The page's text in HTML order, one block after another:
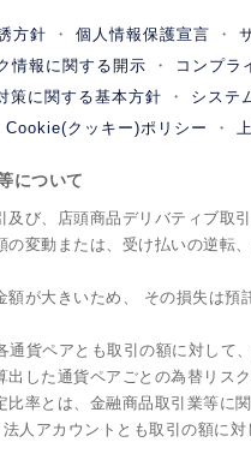
方針 個人情報保護宣言
情報に関する開示 コンプラ
策に関する基本方針
システ
Cookie(クッキー)ポリシー
について
び、店頭商品デリバティブ
変動または、受け払いの逆転
が大きいため、 その損失は
貨ペアとも取引の額に対し
した通貨ペアごとの為替リ
率とは、金融商品取引業等に
人アカウントとも取引の額に